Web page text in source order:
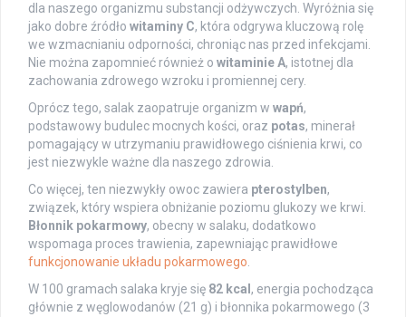
dla naszego organizmu substancji odżywczych. Wyróżnia się
jako dobre źródło witaminy C, która odgrywa kluczową rolę
we wzmacnianiu odporności, chroniąc nas przed infekcjami.
Nie można zapomnieć również o witaminie A, istotnej dla
zachowania zdrowego wzroku i promiennej cery.
Oprócz tego, salak zaopatruje organizm w wapń,
podstawowy budulec mocnych kości, oraz potas, minerał
pomagający w utrzymaniu prawidłowego ciśnienia krwi, co
jest niezwykle ważne dla naszego zdrowia.
Co więcej, ten niezwykły owoc zawiera pterostylben,
związek, który wspiera obniżanie poziomu glukozy we krwi.
Błonnik pokarmowy, obecny w salaku, dodatkowo
wspomaga proces trawienia, zapewniając prawidłowe
funkcjonowanie układu pokarmowego.
W 100 gramach salaka kryje się 82 kcal , energia pochodząca
głównie z węglowodanów (21 g) i błonnika pokarmowego (3